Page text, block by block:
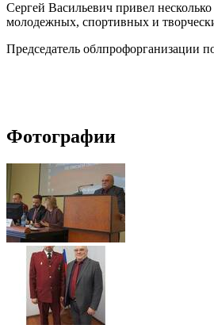
Сергей Васильевич привел
молодежных, спортивных и
Председатель облпрофорганизации
Фотографии